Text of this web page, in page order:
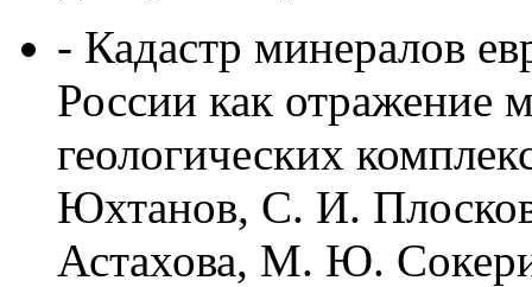
- Кадастр минералов
России как отражение
геологических
Юхтанов, С. И.
Астахова, М. Ю.